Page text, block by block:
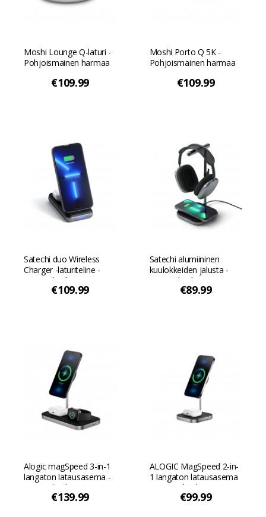
Moshi Lounge Q-laturi -
Pohjoismainen harmaa
€109.99
Moshi Porto Q 5K -
Pohjoismainen harmaa
€109.99
Satechi duo Wireless
Charger -laturiteline -
Avaruuden harmaa
€109.99
Satechi alumiininen
kuulokkeiden jalusta -
Avaruuden harmaa
€89.99
Alogic magSpeed 3-in-1
langaton latausasema -
Avaruuden harmaa
€139.99
ALOGIC MagSpeed 2-in-
1 langaton latausasema
- Avaruuden harmaa
€99.99